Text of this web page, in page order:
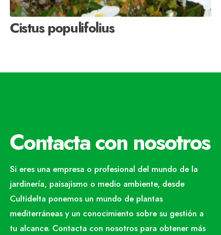
Cistus populifolius
Contacta con nosotros
Si eres una empresa o profesional del mundo de la
jardinería, paisajismo o medio ambiente, desde
Cultidelta ponemos un mundo de plantas
mediterráneas y un conocimiento sobre su gestión a
tu alcance. Contacta con nosotros para obtener más